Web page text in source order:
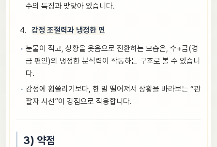
수의 특징과 맞닿아 있습니다.
감정 조절력과 냉정한 면
눈물이 적고, 상황을 웃음으로 전환하는 모습은, 수+금(경
금 편인)의 냉정한 분석력이 작동하는 구조로 볼 수 있습니
다.
감정에 휩쓸리기보다, 한 발 떨어져서 상황을 바라보는 “관
찰자 시선”이 강점으로 작용합니다.
3) 약점